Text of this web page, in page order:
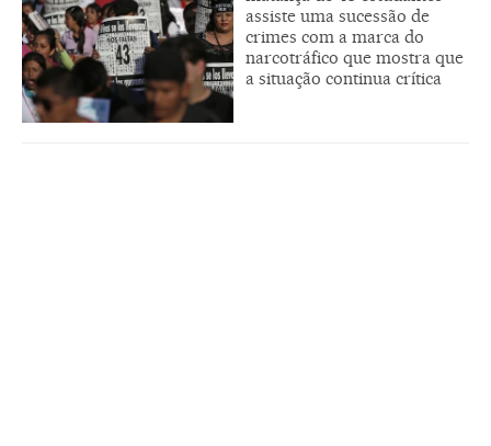
assiste uma sucessão de
crimes com a marca do
narcotráfico que mostra que
a situação continua crítica